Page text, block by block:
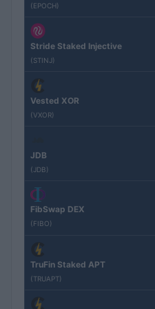
(EPOCH)
Stride Staked Injective
(STINJ)
Vested XOR
(VXOR)
JDB
(JDB)
FibSwap DEX
(FIBO)
TruFin Staked APT
(TRUAPT)